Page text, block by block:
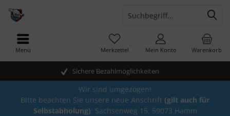
Sichere Bezahlmöglichkeiten
Warenkorb
Merkzettel Mein Konto
Menü
Wir sind umgezogen!
Bitte beachten Sie unsere neue Anschrift (gilt auch für
Selbstabholung): Sachsenweg 15, 59073 Hamm